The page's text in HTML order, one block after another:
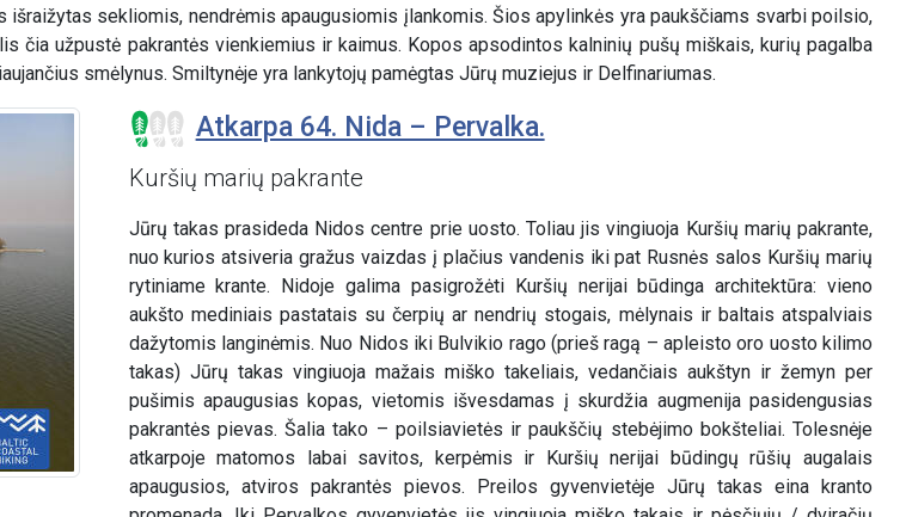
sekliomis, nendrėmis apaugusiomis įlankomis. Šios apylinkės yra paukščiams svarbi poilsio,
čia užpustė pakrantės vienkiemius ir kaimus. Kopos apsodintos kalninių pušų miškais, kurių pagalba
smėlynus. Smiltynėje yra lankytojų pamėgtas Jūrų muziejus ir Delfinariumas.
Atkarpa 64. Nida – Pervalka.
Kuršių marių pakrante
Jūrų takas prasideda Nidos centre prie uosto. Toliau jis vingiuoja Kuršių marių pakrante,
nuo kurios atsiveria gražus vaizdas į plačius vandenis iki pat Rusnės salos Kuršių marių
rytiniame krante. Nidoje galima pasigrožėti Kuršių nerijai būdinga architektūra: vieno
aukšto mediniais pastatais su čerpių ar nendrių stogais, mėlynais ir baltais atspalviais
dažytomis langinėmis. Nuo Nidos iki Bulvikio rago (prieš ragą – apleisto oro uosto kilimo
takas) Jūrų takas vingiuoja mažais miško takeliais, vedančiais aukštyn ir žemyn per
pušimis apaugusias kopas, vietomis išvesdamas į skurdžia augmenija pasidengusias
pakrantės pievas. Šalia tako – poilsiavietės ir paukščių stebėjimo bokšteliai. Tolesnėje
atkarpoje matomos labai savitos, kerpėmis ir Kuršių nerijai būdingų rūšių augalais
apaugusios, atviros pakrantės pievos. Preilos gyvenvietėje Jūrų takas eina kranto